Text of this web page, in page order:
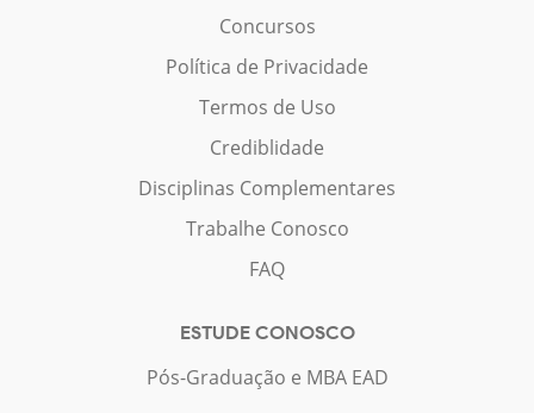
Concursos
Política de Privacidade
Termos de Uso
Crediblidade
Disciplinas Complementares
Trabalhe Conosco
FAQ
ESTUDE CONOSCO
Pós-Graduação e MBA EAD